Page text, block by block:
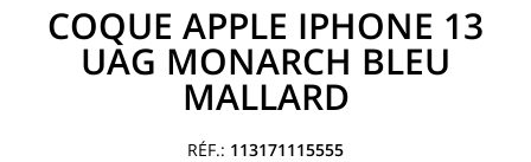
COQUE APPLE IPHONE 13
UAG MONARCH BLEU
MALLARD
113171115555